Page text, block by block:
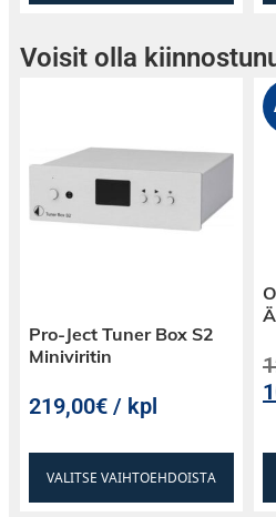
Voisit olla
Pro-Ject Tuner Box S2
Miniviritin
219,00€ / kpl
VALITSE VAIHTOEHDOISTA